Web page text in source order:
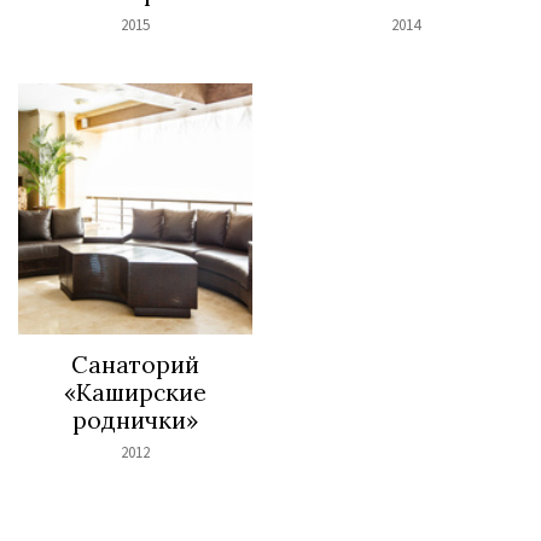
2015 2014
Санаторий
«Каширские
роднички»
2012